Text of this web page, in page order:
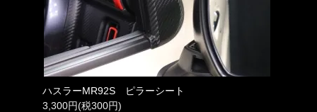
ハスラーMR92S ピラーシート
3,300円(税300円)